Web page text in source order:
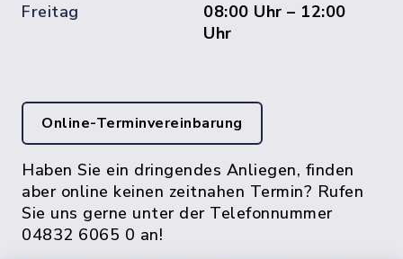
Freitag
08:00 Uhr – 12:00
Uhr
Online-Terminvereinbarung
Haben Sie ein dringendes Anliegen, finden
aber online keinen zeitnahen Termin? Rufen
Sie uns gerne unter der Telefonnummer
04832 6065 0 an!